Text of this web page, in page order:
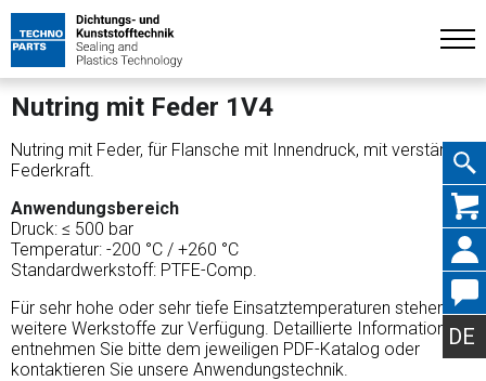
DE
Nutring mit Feder 1V4
Nutring mit Feder, für Flansche mit Innendruck, mit verstärkter
Federkraft.
Anwendungsbereich
Druck: ≤ 500 bar
Temperatur: -200 °C / +260 °C
Standardwerkstoff: PTFE-Comp.
Für sehr hohe oder sehr tiefe Einsatztemperaturen stehen
weitere Werkstoffe zur Verfügung. Detaillierte Informationen
entnehmen Sie bitte dem jeweiligen PDF-Katalog oder
kontaktieren Sie unsere Anwendungstechnik.